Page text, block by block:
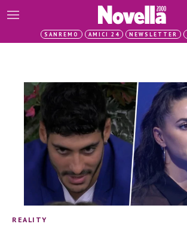
SANREMO AMICI 24 NEWSLETTER
REALITY